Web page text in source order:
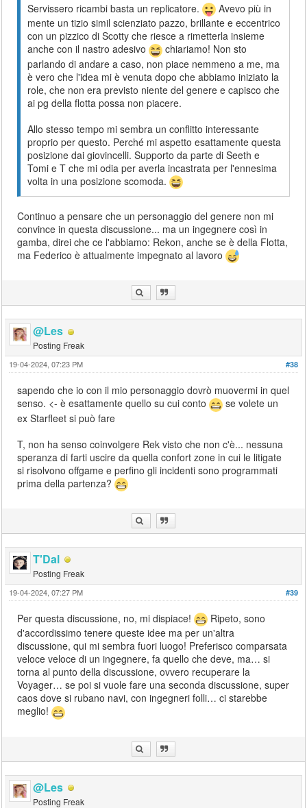
Servissero ricambi basta un replicatore.
Avevo più in
mente un tizio simil scienziato pazzo, brillante e eccentrico
con un pizzico di Scotty che riesce a rimetterla insieme
anche con il nastro adesivo
chiariamo! Non sto
parlando di andare a caso, non piace nemmeno a me, ma
è vero che l'idea mi è venuta dopo che abbiamo iniziato la
role, che non era previsto niente del genere e capisco che
ai pg della flotta possa non piacere.
Allo stesso tempo mi sembra un conflitto interessante
proprio per questo. Perché mi aspetto esattamente questa
posizione dai giovincelli. Supporto da parte di Seeth e
Tomi e T che mi odia per averla incastrata per l'ennesima
volta in una posizione scomoda.
Continuo a pensare che un personaggio del genere non mi
convince in questa discussione... ma un ingegnere così in
gamba, direi che ce l'abbiamo: Rekon, anche se è della Flotta,
ma Federico è attualmente impegnato al lavoro
@Les
Posting Freak
#38
19-04-2024, 07:23 PM
sapendo che io con il mio personaggio dovrò muovermi in quel
senso. <- è esattamente quello su cui conto
se volete un
ex Starfleet si può fare
T, non ha senso coinvolgere Rek visto che non c'è... nessuna
speranza di farti uscire da quella confort zone in cui le litigate
si risolvono offgame e perfino gli incidenti sono programmati
prima della partenza?
T'Dal
Posting Freak
#39
19-04-2024, 07:27 PM
Per questa discussione, no, mi dispiace!
Ripeto, sono
d'accordissimo tenere queste idee ma per un'altra
discussione, qui mi sembra fuori luogo! Preferisco comparsata
veloce veloce di un ingegnere, fa quello che deve, ma… si
torna al punto della discussione, ovvero recuperare la
Voyager… se poi si vuole fare una seconda discussione, super
caos dove si rubano navi, con ingegneri folli… ci starebbe
meglio!
@Les
Posting Freak